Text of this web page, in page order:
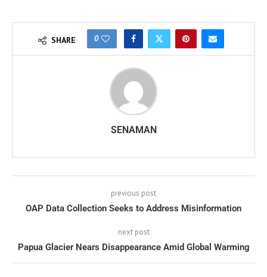
SHARE 0
SENAMAN
previous post
OAP Data Collection Seeks to Address Misinformation
next post
Papua Glacier Nears Disappearance Amid Global Warming